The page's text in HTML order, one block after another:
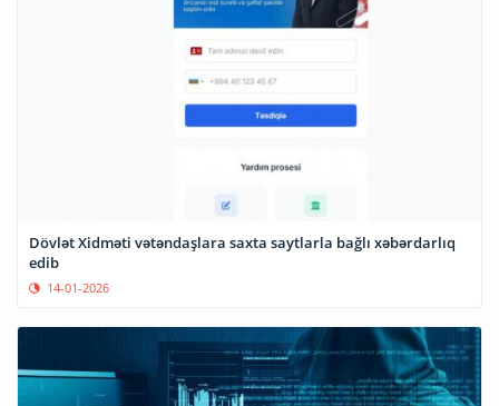
Dövlət Xidməti vətəndaşlara saxta saytlarla bağlı xəbərdarlıq
edib
14-01-2026